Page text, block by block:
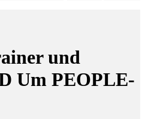
und
Um PEOPLE-